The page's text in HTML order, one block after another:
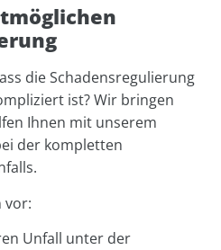
die Schadensregulierung
ist? Wir bringen
Ihnen mit unserem
der kompletten
vor:
Unfall unter der